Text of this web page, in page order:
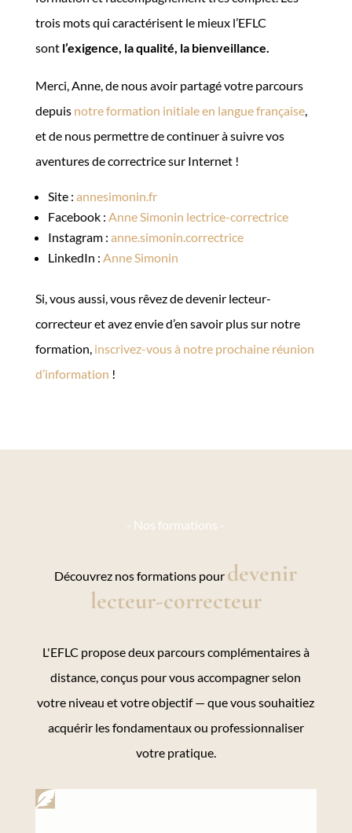
trois mots qui caractérisent le mieux l’EFLC
sont l’exigence, la qualité, la bienveillance.
Merci, Anne, de nous avoir partagé votre parcours
depuis notre formation initiale en langue française,
et de nous permettre de continuer à suivre vos
aventures de correctrice sur Internet !
Site : annesimonin.fr
Facebook : Anne Simonin lectrice-correctrice
Instagram : anne.simonin.correctrice
LinkedIn : Anne Simonin
Si, vous aussi, vous rêvez de devenir lecteur-
correcteur et avez envie d’en savoir plus sur notre
formation, inscrivez-vous à notre prochaine réunion
d’information !
- Nos formations -
Découvrez nos formations pour devenir
lecteur-correcteur
L'EFLC propose deux parcours complémentaires à
distance, conçus pour vous accompagner selon
votre niveau et votre objectif — que vous souhaitiez
acquérir les fondamentaux ou professionnaliser
votre pratique.
